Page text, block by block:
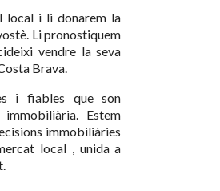
local i li donarem la
Li pronostiquem
vendre la seva
Brava.
i fiables que son
Estem
immobiliàries
local , unida a